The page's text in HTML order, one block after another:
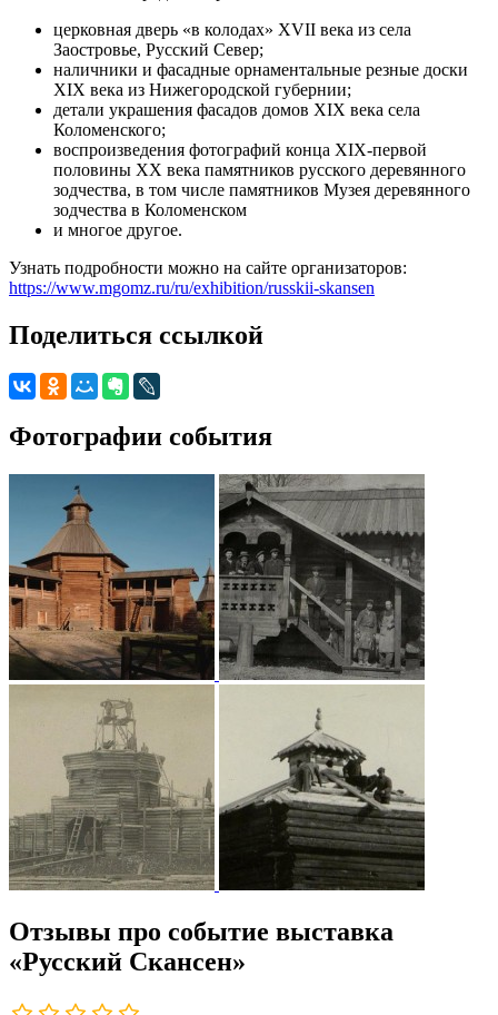
церковная дверь «в колодах» XVII века из села
Заостровье, Русский Север;
наличники и фасадные орнаментальные резные доски
XIX века из Нижегородской губернии;
детали украшения фасадов домов XIX века села
Коломенского;
воспроизведения фотографий конца XIX-первой
половины XX века памятников русского деревянного
зодчества, в том числе памятников Музея деревянного
зодчества в Коломенском
и многое другое.
Узнать подробности можно на сайте организаторов:
https://www.mgomz.ru/ru/exhibition/russkii-skansen
Поделиться ссылкой
Фотографии события
Отзывы про событие выставка
«Русский Скансен»